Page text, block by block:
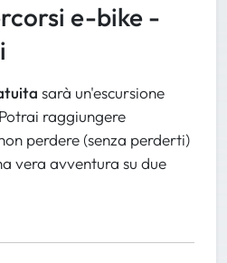
e-bike -
sarà un'escursione
raggiungere
perdere (senza perderti)
vera avventura su due